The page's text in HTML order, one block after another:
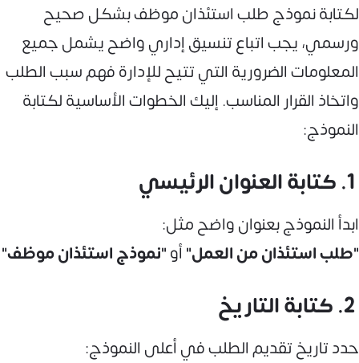
لكتابة نموذج طلب استئذان موظف بشكل صحيح
ورسمي، يجب اتباع تنسيق إداري واضح يشمل جميع
المعلومات الضرورية التي تتيح للإدارة فهم سبب الطلب
واتخاذ القرار المناسب. إليك الخطوات الأساسية لكتابة
النموذج:
1. كتابة العنوان الرئيسي
ابدأ النموذج بعنوان واضح مثل:
"طلب استئذان من العمل"أو"نموذج استئذان موظف"
حدد تاريخ تقديم الطلب في أعلى النموذج: